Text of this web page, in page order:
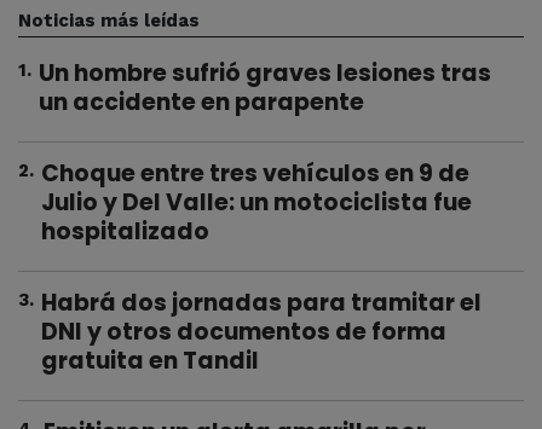
Noticias más leídas
1. Un hombre sufrió graves lesiones tras
un accidente en parapente
2. Choque entre tres vehículos en 9 de
Julio y Del Valle: un motociclista fue
hospitalizado
3. Habrá dos jornadas para tramitar el
DNI y otros documentos de forma
gratuita en Tandil